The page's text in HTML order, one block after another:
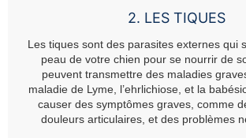
2. LES TIQUES
Les tiques sont des parasites externes qui
peau de votre chien pour se nourrir de
peuvent transmettre des maladies
maladie de Lyme, l’ehrlichiose, et la
causer des symptômes graves, comme
douleurs articulaires, et des problèmes